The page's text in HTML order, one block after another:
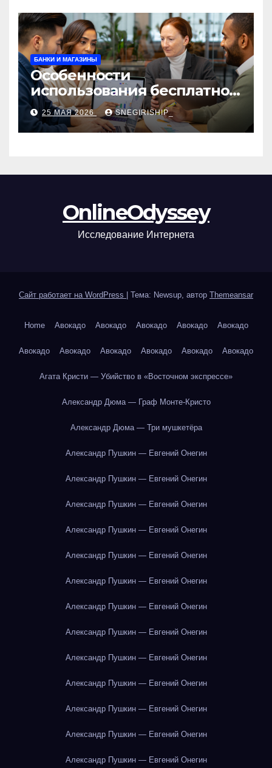
БАНКИ И МАГАЗИНЫ
Особенности
использования бесплатной
версии программ для
автоматизации и
управления предприятием
25 МАЯ 2026 SNEGIRISHIP_
OnlineOdyssey
Исследование Интернета
Сайт работает на WordPress Тема: Newsup, автор Themeansar
Home Авокадо Авокадо Авокадо Авокадо Авокадо
Авокадо Авокадо Авокадо Авокадо Авокадо Авокадо
Агата Кристи — Убийство в «Восточном экспрессе»
Александр Дюма — Граф Монте-Кристо
Александр Дюма — Три мушкетёра
Александр Пушкин — Евгений Онегин
Александр Пушкин — Евгений Онегин
Александр Пушкин — Евгений Онегин
Александр Пушкин — Евгений Онегин
Александр Пушкин — Евгений Онегин
Александр Пушкин — Евгений Онегин
Александр Пушкин — Евгений Онегин
Александр Пушкин — Евгений Онегин
Александр Пушкин — Евгений Онегин
Александр Пушкин — Евгений Онегин
Александр Пушкин — Евгений Онегин
Александр Пушкин — Евгений Онегин
Александр Пушкин — Евгений Онегин